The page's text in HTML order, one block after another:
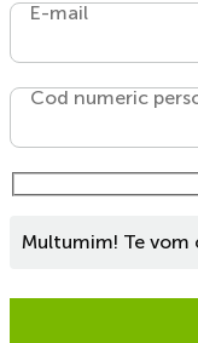
E-mail
Cod numeric
Multumim! Te